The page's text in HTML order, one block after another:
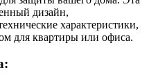
дизайн,
характеристики,
для квартиры или офиса.